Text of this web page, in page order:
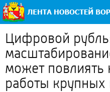
Цифровой
может повлиять
работы крупных